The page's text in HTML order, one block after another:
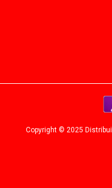
Copyright © 2025